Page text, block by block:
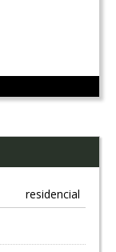
residencial